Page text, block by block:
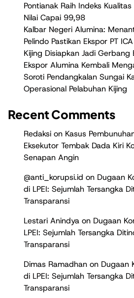
Pontianak Raih Indeks
Nilai Capai 99,98
Kalbar Negeri Alumina:
Pelindo Pastikan Ekspor PT
Kijing Disiapkan Jadi Gerbang
Ekspor Alumina Kembali
Soroti Pendangkalan Sungai
Operasional Pelabuhan Kijing
Recent Comments
Redaksi on Kasus
Eksekutor Tembak Dada Kiri
Senapan Angin
@anti_korupsi.id on Dugaan
di LPEI: Sejumlah Tersangka
Transparansi
Lestari Anindya on Dugaan
LPEI: Sejumlah Tersangka
Transparansi
Dimas Ramadhan on Dugaan
di LPEI: Sejumlah Tersangka
Transparansi